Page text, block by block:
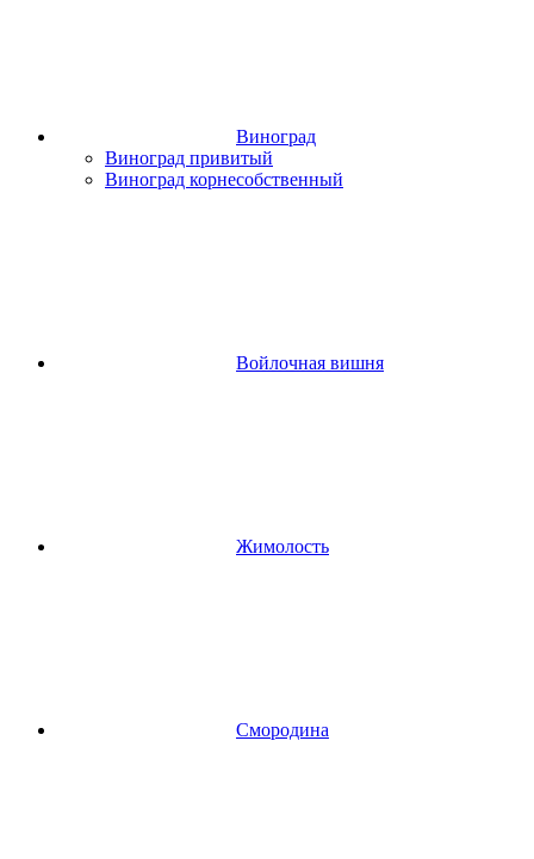
Виноград
Виноград привитый
Виноград корнесобственный
Войлочная вишня
Жимолость
Смородина